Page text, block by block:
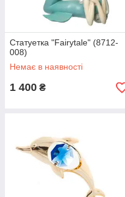
Статуетка "Fairytale" (8712-
008)
Немає в наявності
1 400 ₴